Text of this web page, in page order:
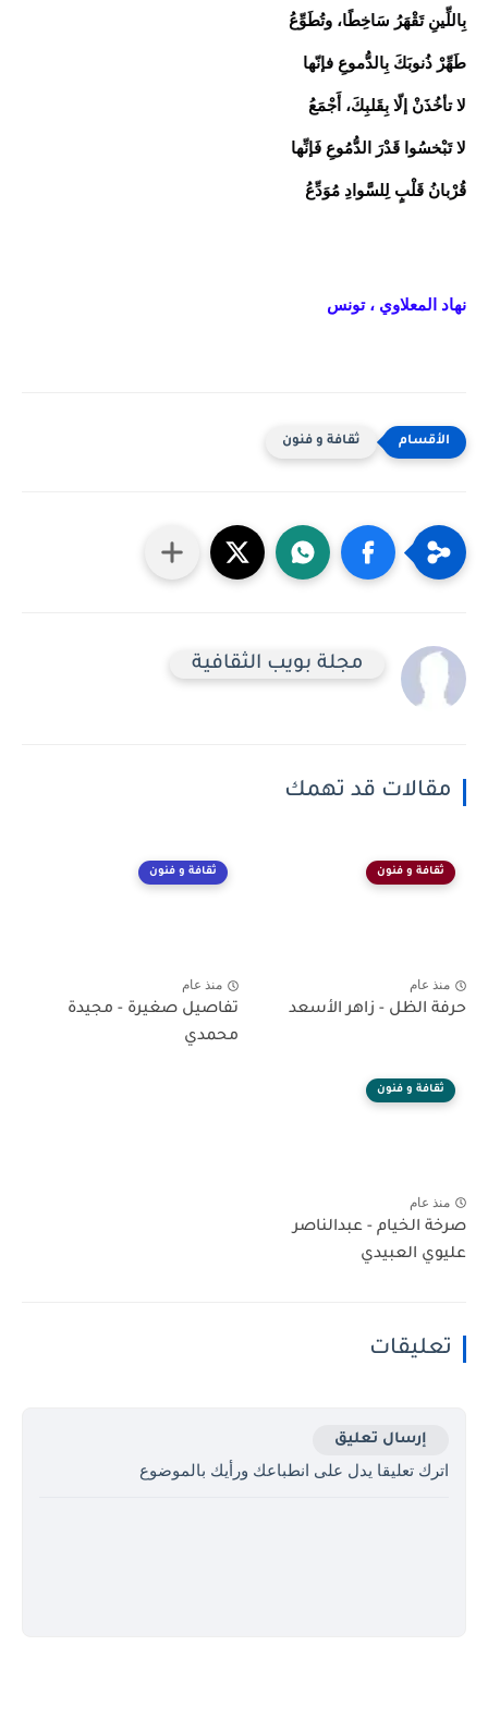
بِاللِّينِ تَقْهَرُ سَاخِطًا، وتُطَوِّعُ
طَهِّرْ ذُنوبَكَ بِالدُّموعِ فإنّها
لا تأخُذَنْ إلّا بِقَلبِكَ، أَجْمَعُ
لا تَبْخسُوا قَدْرَ الدُّمُوعِ فَإنِّها
قُرْبانُ قَلْبٍ لِلسَّوادِ مُوَدِّعُ
نهاد المعلاوي ، تونس
ثقافة و فنون
مجلة بويب الثقافية
مقالات قد تهمك
ثقافة و فنون
منذ عام
حرفة الظل - زاهر الأسعد
ثقافة و فنون
منذ عام
تفاصيل صغيرة - مجيدة
محمدي
ثقافة و فنون
منذ عام
صرخة الخيام - عبدالناصر
عليوي العبيدي
تعليقات
إرسال تعليق
اترك تعليقا يدل على انطباعك ورأيك بالموضوع